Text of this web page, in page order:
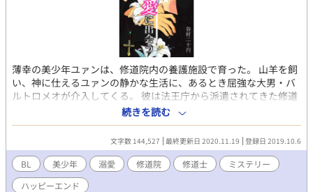
薄幸の美少年ユァンは、修道院内の養護施設で育った。 山羊を飼
い、神に仕えるユァンの静かな生活に、あるとき屈強な大男・バ
ルトロメオが介入してくる。 彼は法王庁から派遣されてきた修道
士で、この修道院に対するある疑惑について調べようとしてい
た。 ユァンを調査に巻き込もうとするバルトロメオ、しかしユァ
ンは自分の家であり家族である修道院を疑わない。 一方で２人は
本能的な部分で惹かれ合い、求め合うようになる。 そんな２人の
禁断の恋の行方は……？ ――― 話数のあとに「※」がついている
ところはＲ１８です。
続きを読む
文字数 144,527 最終更新日 2020.11.19 登録日 2019.10.6
BL 美少年 溺愛 修道院 修道士
ミステリー
ハッピーエンド